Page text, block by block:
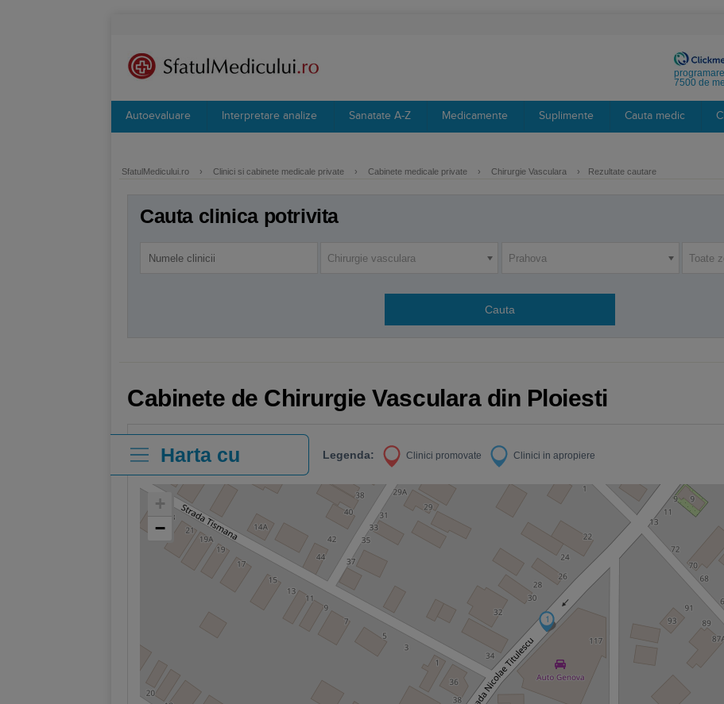
7500 de
Autoevaluare Interpretare analize Sanatate A-Z Medicamente Suplimente Cauta medic
SfatulMedicului.ro › Clinici si cabinete medicale private › Cabinete medicale private › Chirurgie Vasculara › Rezultate cautare
Cauta clinica potrivita
Chirurgie vasculara Prahova Toate
Cabinete de Chirurgie Vasculara din Ploiesti
Harta cu
clinici
Legenda: Clinici promovate Clinici in apropiere
1
+
−